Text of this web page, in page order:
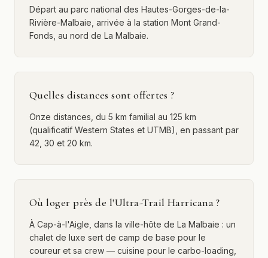
Départ au parc national des Hautes-Gorges-de-la-
Rivière-Malbaie, arrivée à la station Mont Grand-
Fonds, au nord de La Malbaie.
Quelles distances sont offertes ?
Onze distances, du 5 km familial au 125 km
(qualificatif Western States et UTMB), en passant par
42, 30 et 20 km.
Où loger près de l'Ultra-Trail Harricana ?
À Cap-à-l'Aigle, dans la ville-hôte de La Malbaie : un
chalet de luxe sert de camp de base pour le
coureur et sa crew — cuisine pour le carbo-loading,